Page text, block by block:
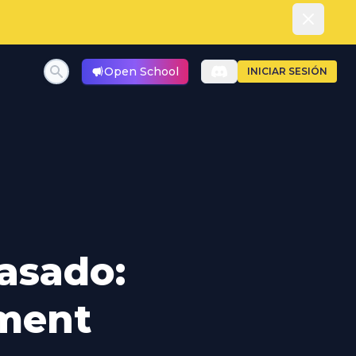
Open School INICIAR SESIÓN